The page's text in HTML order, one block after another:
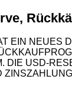
EIN NEUES
DIE USD-